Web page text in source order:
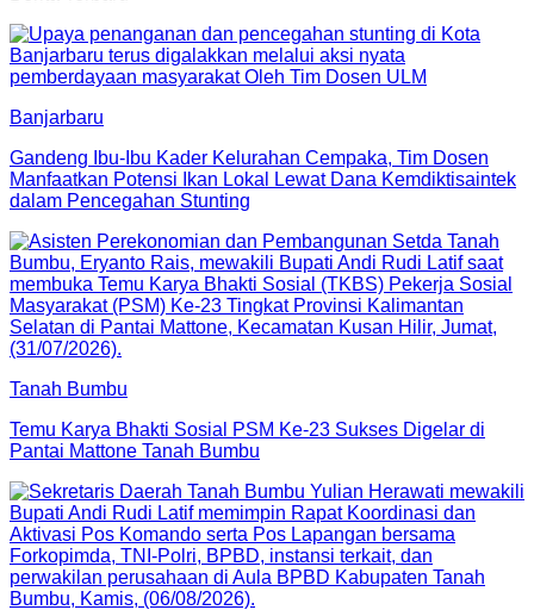
Banjarbaru
Gandeng Ibu-Ibu Kader Kelurahan Cempaka, Tim Dosen
Manfaatkan Potensi Ikan Lokal Lewat Dana Kemdiktisaintek
dalam Pencegahan Stunting
Tanah Bumbu
Temu Karya Bhakti Sosial PSM Ke-23 Sukses Digelar di
Pantai Mattone Tanah Bumbu